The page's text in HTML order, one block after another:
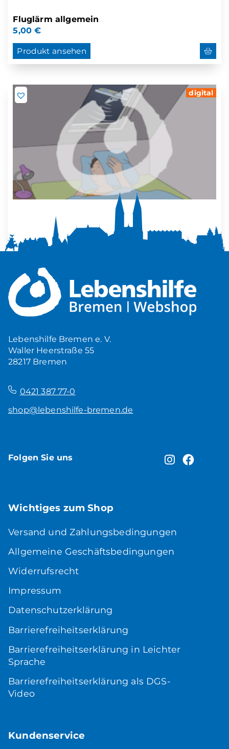
Fluglärm allgemein
5,00€
Produkt ansehen
digital
Mehr Ruhe zuhause
5,00€
Lebenshilfe Bremen e. V.
Waller Heerstraße 55
28217 Bremen
0421 387 77-0
shop@lebenshilfe-bremen.de
Folgen Sie uns
Wichtiges zum Shop
Versand und Zahlungsbedingungen
Allgemeine Geschäftsbedingungen
Widerrufsrecht
Impressum
Datenschutzerklärung
Barrierefreiheitserklärung
Barrierefreiheitserklärung in Leichter
Sprache
Barrierefreiheitserklärung als DGS-
Video
Kundenservice